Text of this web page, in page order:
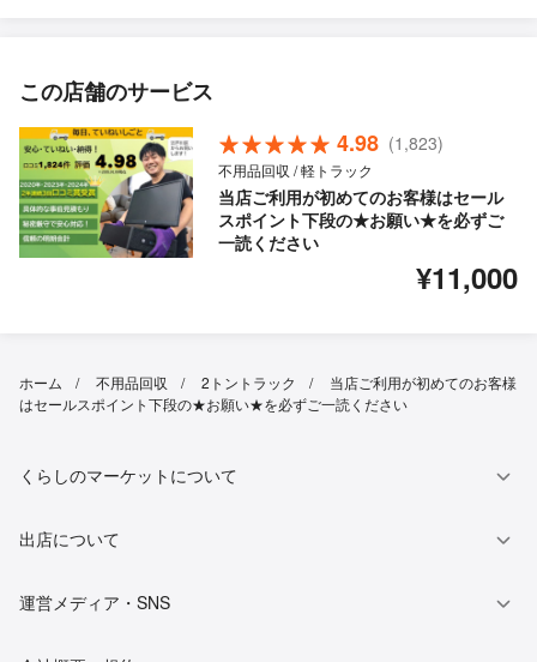
この店舗のサービス
4.98 (1,823)
不用品回収 / 軽トラック
当店ご利用が初めてのお客様はセール
スポイント下段の★お願い★を必ずご
一読ください
¥11,000
ホーム 不用品回収 2トントラック
当店ご利用が初めてのお客様
はセールスポイント下段の★お願い★を必ずご一読ください
くらしのマーケットについて
出店について
運営メディア・SNS